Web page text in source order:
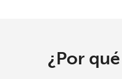
acuerdo con estos
¿Por